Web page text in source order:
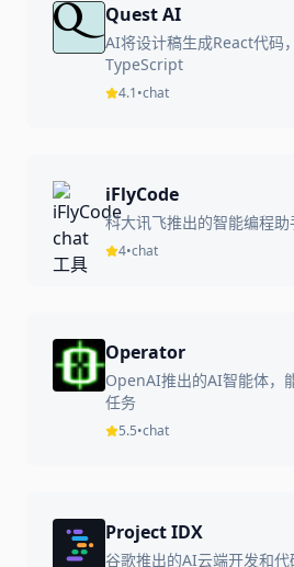
Quest AI
AI将设计稿生成React代码
TypeScript
4.1•chat
iFlyCode
科大讯飞推出的智能编程助
4•chat
Operator
OpenAI推出的AI智能体，
任务
5.5•chat
Project IDX
谷歌推出的AI云端开发和